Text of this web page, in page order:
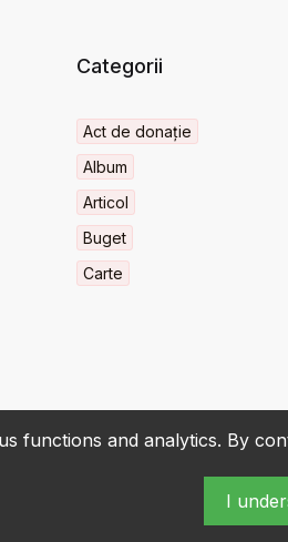
functions and analytics. By
I
Categorii
Act de donație
Album
Articol
Buget
Carte